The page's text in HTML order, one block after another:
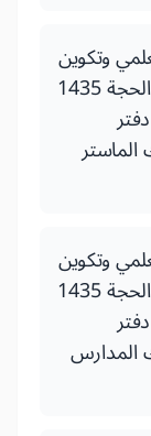
وتكوين
الأطر رقم 208514 صادر في 5 ذي الحجة 1435
دفتر
وتكوين
الأطر رقم 208614 صادر في 5 ذي الحجة 1435
دفتر
المدارس